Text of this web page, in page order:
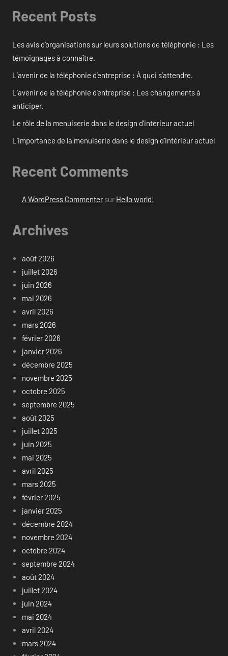
Recent Posts
Les avis d’organisations sur leurs solutions de téléphonie : Les
témoignages à connaître.
L’avenir de la téléphonie d’entreprise : À quoi s’attendre.
L’avenir de la téléphonie d’entreprise : Les changements à
anticiper.
Le rôle de la menuiserie dans le design d’intérieur actuel
L’importance de la menuiserie dans le design d’intérieur actuel
Recent Comments
A WordPress Commentersur Hello world!
Archives
août 2026
juillet 2026
juin 2026
mai 2026
avril 2026
mars 2026
février 2026
janvier 2026
décembre 2025
novembre 2025
octobre 2025
septembre 2025
août 2025
juillet 2025
juin 2025
mai 2025
avril 2025
mars 2025
février 2025
janvier 2025
décembre 2024
novembre 2024
octobre 2024
septembre 2024
août 2024
juillet 2024
juin 2024
mai 2024
avril 2024
mars 2024